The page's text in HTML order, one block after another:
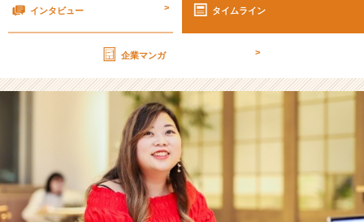
わ
な
い
し
私
が
言
う
【株
式
インタビュー > タイムライン
企業マンガ >